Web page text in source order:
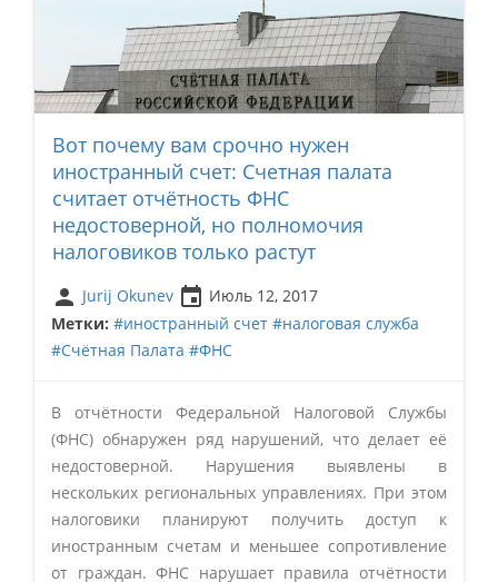
Вот почему вам срочно нужен
иностранный счет: Счетная палата
считает отчётность ФНС
недостоверной, но полномочия
налоговиков только растут
person Jurij Okunev insert_invitation Июль 12, 2017
Метки: #иностранный счет #налоговая служба
#Счётная Палата #ФНС
В отчётности Федеральной Налоговой Службы
(ФНС) обнаружен ряд нарушений, что делает её
недостоверной. Нарушения выявлены в
нескольких региональных управлениях. При этом
налоговики планируют получить доступ к
иностранным счетам и меньшее сопротивление
от граждан. ФНС нарушает правила отчётности